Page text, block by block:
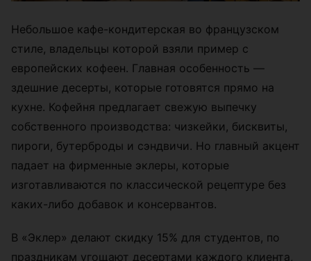
Небольшое кафе-кондитерская во французском
стиле, владельцы которой взяли пример с
европейских кофеен. Главная особенность —
здешние десерты, которые готовятся прямо на
кухне. Кофейня предлагает свежую выпечку
собственного производства: чизкейки, бисквиты,
пироги, бутерброды и сэндвичи. Но главный акцент
падает на фирменные эклеры, которые
изготавливаются по классической рецептуре без
каких-либо добавок и консервантов.
В «Эклер» делают скидку 15% для студентов, по
праздникам угощают десертами каждого клиента,